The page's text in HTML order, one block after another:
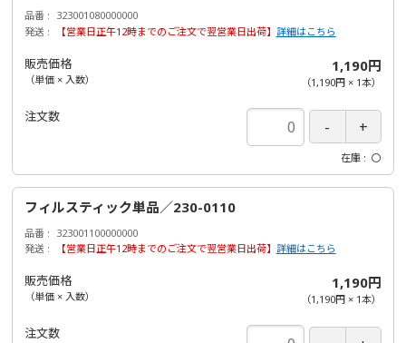
品番
323001080000000
発送
【営業日正午12時までのご注文で翌営業日出荷】 詳細はこちら
販売価格
（単価 × 入数）
1,190円
（1,190円× 1本）
注文数
在庫 〇
フィルスティック単品／230-0110
品番
323001100000000
発送
【営業日正午12時までのご注文で翌営業日出荷】 詳細はこちら
販売価格
（単価 × 入数）
1,190円
（1,190円× 1本）
注文数